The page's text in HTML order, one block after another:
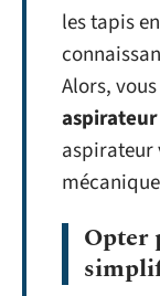
les tapis
Alors,
aspirateur
Opter